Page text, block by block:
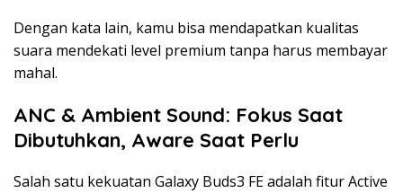
Dengan kata lain, kamu bisa mendapatkan kualitas
suara mendekati level premium tanpa harus membayar
mahal.
ANC & Ambient Sound: Fokus Saat
Dibutuhkan, Aware Saat Perlu
Salah satu kekuatan Galaxy Buds3 FE adalah fitur Active